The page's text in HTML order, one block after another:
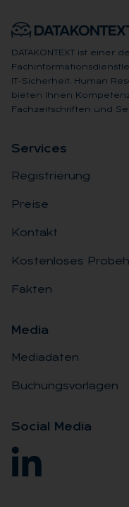
DATAKONTEXT ist einer
IT-Sicherheit, Human
bieten Ihnen
Fachzeitschriften und
Ser­vices
Registrierung
Preise
Kontakt
Kostenloses
Fakten
Me­dia
Mediadaten
Buchungsvorlagen
So­ci­al Me­dia